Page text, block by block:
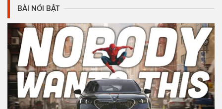
BÀI NỔI BẬT